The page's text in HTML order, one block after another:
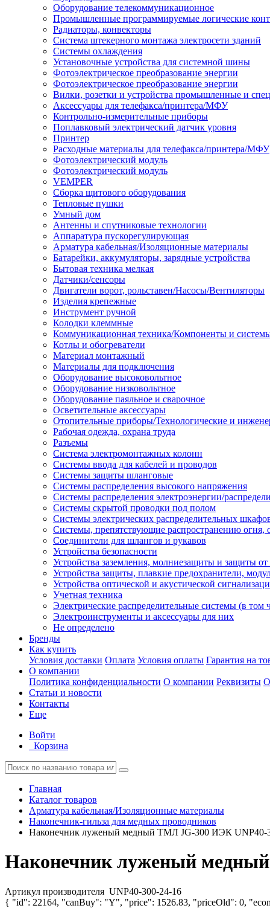
Оборудование телекоммуникационное
Промышленные программируемые логические
Радиаторы, конвекторы
Система штекерного монтажа электросети зданий
Системы охлаждения
Установочные устройства для системной шины
Фотоэлектрическое преобразование энергии
Фотоэлектрическое преобразование энергии
Вилки, розетки и устройства промышленные и
Аксессуары для телефакса/принтера/МФУ
Контрольно-измерительные приборы
Поплавковый электрический датчик уровня
Принтер
Расходные материалы для телефакса/принтера/МФУ
Фотоэлектрический модуль
Фотоэлектрический модуль
VEMPER
Сборка щитового оборудования
Тепловые пушки
Умный дом
Антенны и спутниковые технологии
Аппаратура пускорегулирующая
Арматура кабельная/Изоляционные материалы
Батарейки, аккумуляторы, зарядные устройства
Бытовая техника мелкая
Датчики/сенсоры
Двигатели ворот, рольставен/Насосы/Вентиляторы
Изделия крепежные
Инструмент ручной
Колодки клеммные
Коммуникационная техника/Компоненты и
Котлы и обогреватели
Материал монтажный
Материалы для подключения
Оборудование высоковольтное
Оборудование низковольтное
Оборудование паяльное и сварочное
Осветительные аксессуары
Отопительные приборы/Технологические и
Рабочая одежда, охрана труда
Разъемы
Система электромонтажных колонн
Системы ввода для кабелей и проводов
Системы защиты шланговые
Системы распределения высокого напряжения
Системы распределения электроэнергии/
Системы скрытой проводки под полом
Системы электрических распределительных
Системы, препятствующие распространению огня,
Соединители для шлангов и рукавов
Устройства безопасности
Устройства заземления, молниезащиты и защиты
Устройства защиты, плавкие предохранители,
Устройства оптической и акустической
Учетная техника
Электрические распределительные системы (в том
Электроинструменты и аксессуары для них
Не определено
Бренды
Как купить
Условия доставки Оплата Условия оплаты Гарантия на
О компании
Политика конфиденциальности О компании Реквизиты
Статьи и новости
Контакты
Еще
Войти
Корзина
Главная
Каталог товаров
Арматура кабельная/Изоляционные материалы
Наконечник-гильза для медных проводников
Наконечник луженый медный ТМЛ JG-300 ИЭК UNP40-
Наконечник луженый
Артикул производителя UNP40-300-24-16
{ "id": 22164, "canBuy": "Y", "price": 1526.83, "priceOld": 0,